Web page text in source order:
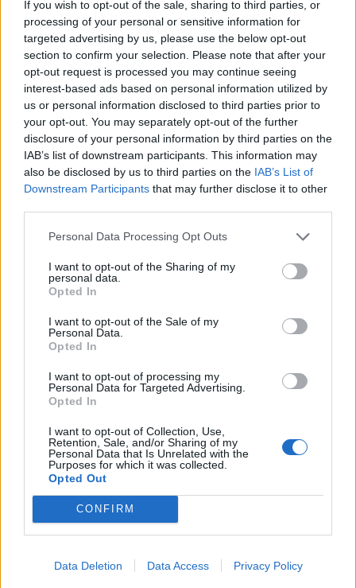
If you wish to opt-out of the sale, sharing to third parties, or
processing of your personal or sensitive information for
targeted advertising by us, please use the below opt-out
section to confirm your selection. Please note that after your
opt-out request is processed you may continue seeing
interest-based ads based on personal information utilized by
us or personal information disclosed to third parties prior to
your opt-out. You may separately opt-out of the further
disclosure of your personal information by third parties on the
IAB’s list of downstream participants. This information may
also be disclosed by us to third parties on the IAB’s List of
Downstream Participants that may further disclose it to other
Personal Data Processing Opt Outs
I want to opt-out of the Sharing of my
personal data.
Opted In
I want to opt-out of the Sale of my
Personal Data.
Opted In
I want to opt-out of processing my
Personal Data for Targeted Advertising.
Opted In
I want to opt-out of Collection, Use,
Retention, Sale, and/or Sharing of my
Personal Data that Is Unrelated with the
Purposes for which it was collected.
Opted Out
CONFIRM
Data Deletion Data Access Privacy Policy
Media: Με ενίσχυση 8 εκατ. ευρώ σε 451 επιχειρήσεις ξεκίνησε το
πρόγραμμα στήριξης- Κάλυψη εισφορών ΕΔΟΕΑΠ
Η Toyota φέρνει νέα γενιά
μπαταριών για τα υβριδικά της
Σε κινεζική… πολιορκία η
ευρωπαϊκή
αυτοκινητοβιομηχανία
Σασλόγλου: «Ξεχνάμε ό,τι έγινε
και προχωράμε»
ημιτελικό με τη Νορβηγία
Ελληνική Αναπτυξιακή Τράπεζα: Με «προίκα» 2 δισ. ευρώ ανοίγει
δρόμο για δάνεια έως 5 δισ. σε μικρομεσαίες
Β.Σ. Καρούλιας: Τζίρος 98,7
εκατ. ευρώ και αύξηση κερδών
57% - Τα νέα στοιχήματα σε
low & non alcohol
Deloitte Ελλάδος: